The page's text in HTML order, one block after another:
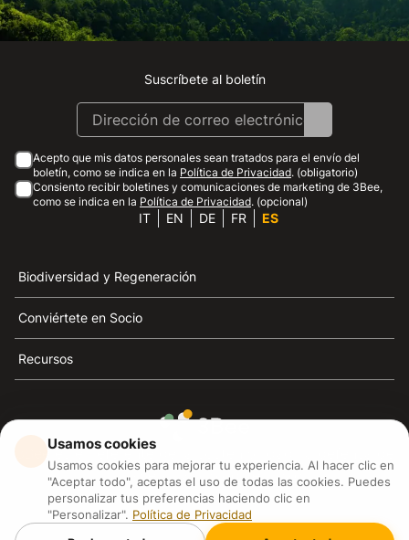
Instagram
Facebook
Linkedin
Youtube
Suscríbete al boletín
Acepto que mis datos personales sean tratados para el envío del
boletín, como se indica en la Política de Privacidad. (obligatorio)
Consiento recibir boletines y comunicaciones de marketing de 3Bee,
como se indica en la Política de Privacidad. (opcional)
IT EN DE FR ES
Biodiversidad y Regeneración
Conviértete en Socio
Recursos
3Bee es el referente de la sostenibilidad, la defensa de
las abejas y la biodiversidad
3Bee S.R.L Via Pastrengo 14, 20159, Milano (MI)
P.IVA: IT09711590969
Usamos cookies
Usamos cookies para mejorar tu experiencia. Al hacer clic en
"Aceptar todo", aceptas el uso de todas las cookies. Puedes
personalizar tus preferencias haciendo clic en
"Personalizar". Política de Privacidad